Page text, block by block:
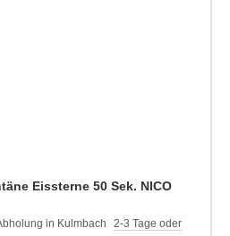
Eissterne 50 Sek. NICO
2-3 Tage oder